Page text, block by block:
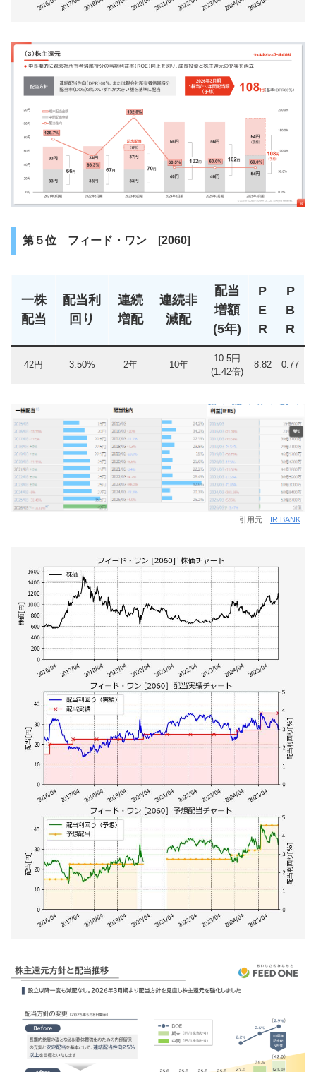
第５位 フィード・ワン [2060]
一株
配当
配当利
回り
連続
増配
連続非
減配
配当
増額
(5年)
P
E
R
P
B
R
42円 3.50% 2年 10年
10.5円
(1.42倍)
8.82 0.77
引用元 IR BANK